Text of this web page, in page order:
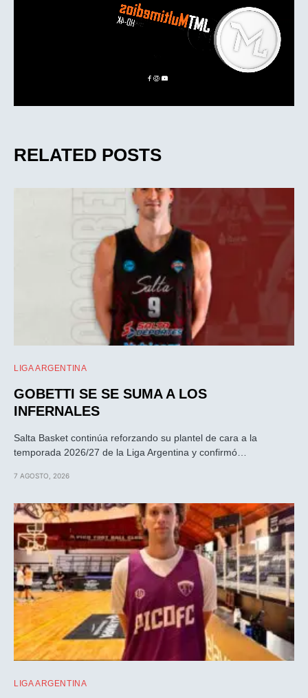
RELATED POSTS
LIGA ARGENTINA
GOBETTI SE SE SUMA A LOS
INFERNALES
Salta Basket continúa reforzando su plantel de cara a la
temporada 2026/27 de la Liga Argentina y confirmó…
7 AGOSTO, 2026
LIGA ARGENTINA